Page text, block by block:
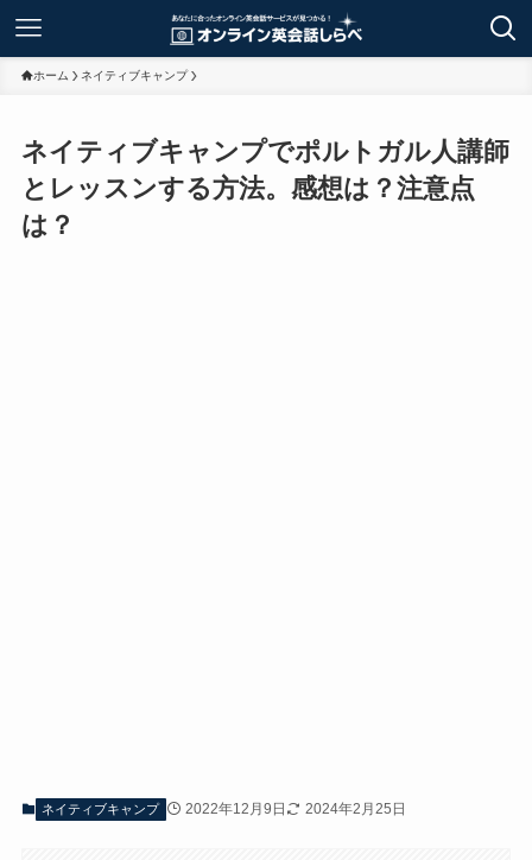
ホーム ネイティブキャンプ
ネイティブキャンプでポルトガル人講師
とレッスンする方法。感想は？注意点
は？
ネイティブキャンプ 2022年12月9日 2024年2月25日